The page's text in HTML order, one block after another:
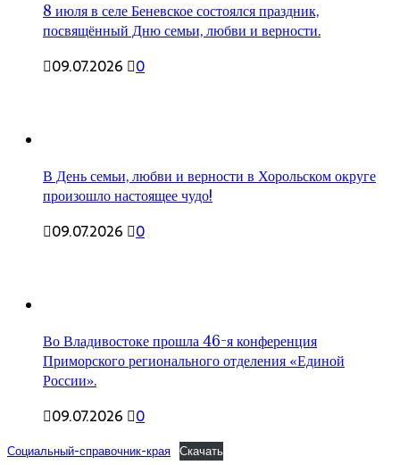
8 июля в селе Беневское состоялся праздник,
посвящённый Дню семьи, любви и верности.
09.07.2026 0
В День семьи, любви и верности в Хорольском округе
произошло настоящее чудо!
09.07.2026 0
Во Владивостоке прошла 46-я конференция
Приморского регионального отделения «Единой
России».
09.07.2026 0
Социальный-справочник-края Скачать